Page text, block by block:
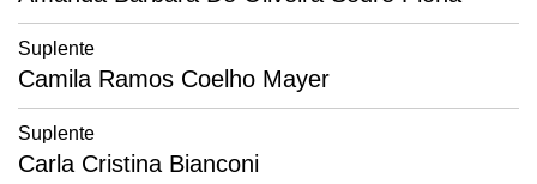
Suplente
Camila Ramos Coelho Mayer
Suplente
Carla Cristina Bianconi